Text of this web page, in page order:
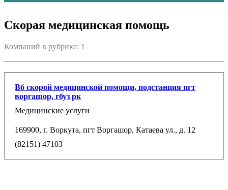
Скорая медицинская помощь
Компаний в рубрике: 1
Вб скорой медицинской помощи, подстанция пгт
воргашор, гбуз рк
Медицинские услуги
169900, г. Воркута, пгт Воргашор, Катаева ул., д. 12
(82151) 47103